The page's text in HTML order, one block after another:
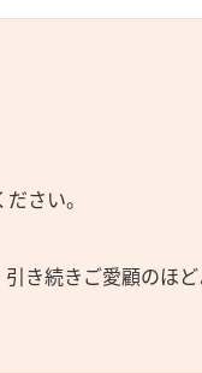
さい。
き続きご愛顧のほど